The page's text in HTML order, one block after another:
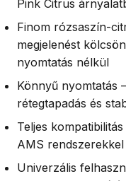
Pink Citrus
Finom rózsaszín-
megjelenést
nyomtatás nélkül
Könnyű nyomtatás
rétegtapadás és
Teljes
AMS
Univerzális